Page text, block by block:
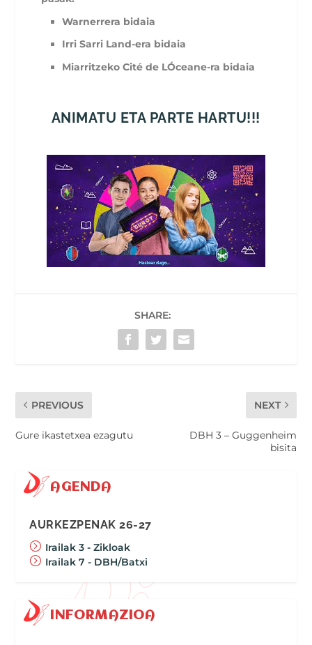
Warnerrera bidaia
Irri Sarri Land-era bidaia
Miarritzeko Cité de LÓceane-ra bidaia
ANIMATU ETA PARTE HARTU!!!
SHARE:
PREVIOUS
Gure ikastetxea ezagutu
NEXT
DBH 3 – Guggenheim
bisita
AGENDA
AURKEZPENAK 26-27
Irailak 3 - Zikloak
Irailak 7 - DBH/Batxi
INFORMAZIOA